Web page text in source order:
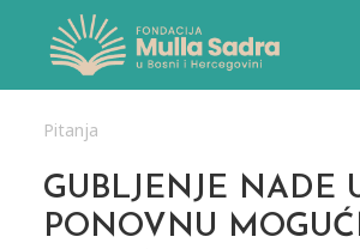
Pitanja
GUBLJENJE NADE
PONOVNU